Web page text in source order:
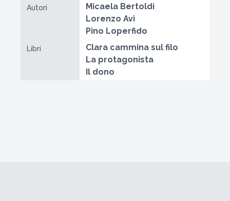
Autori
Micaela Bertoldi
Lorenzo Avi
Pino Loperfido
Libri
Clara cammina sul filo
La protagonista
Il dono